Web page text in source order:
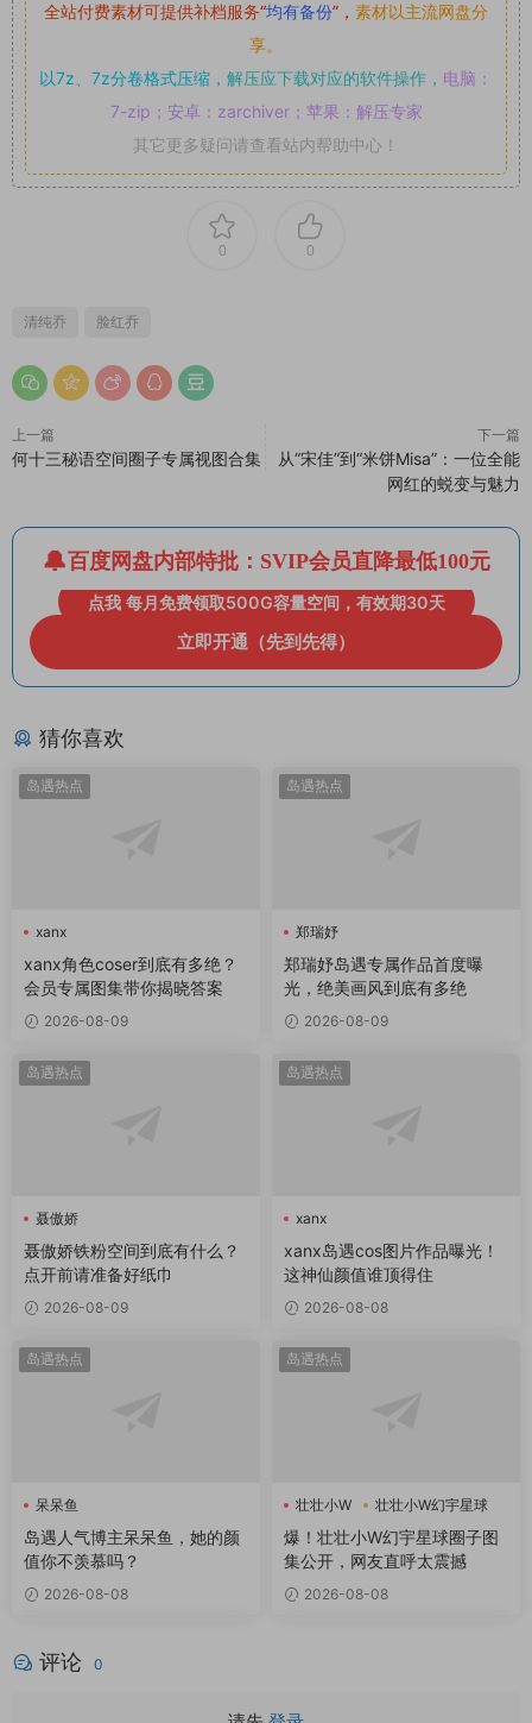
全站付费素材可提供补档服务“均有备份”， 素材以主流网盘分
享。
以7z、7z分卷格式压缩， 解压应下载对应的软件操作， 电脑：
7-zip；安卓：zarchiver；苹果：解压专家
其它更多疑问请查看站内帮助中心！
0 0
清纯乔 脸红乔
上一篇
何十三秘语空间圈子专属视图合集
下一篇
从“宋佳”到“米饼Misa”：一位全能
网红的蜕变与魅力
百度网盘内部特批：SVIP会员直降最低100元
点我 每月免费领取500G容量空间，有效期30天
立即开通（先到先得）
猜你喜欢
岛遇热点
xanx
xanx角色coser到底有多绝？
会员专属图集带你揭晓答案
2026-08-09
岛遇热点
郑瑞妤
郑瑞妤岛遇专属作品首度曝
光，绝美画风到底有多绝
2026-08-09
岛遇热点
聂傲娇
聂傲娇铁粉空间到底有什么？
点开前请准备好纸巾
2026-08-09
岛遇热点
xanx
xanx岛遇cos图片作品曝光！
这神仙颜值谁顶得住
2026-08-08
岛遇热点
呆呆鱼
岛遇人气博主呆呆鱼，她的颜
值你不羡慕吗？
2026-08-08
岛遇热点
壮壮小W 壮壮小W幻宇星球
爆！壮壮小W幻宇星球圈子图
集公开，网友直呼太震撼
2026-08-08
评论 0